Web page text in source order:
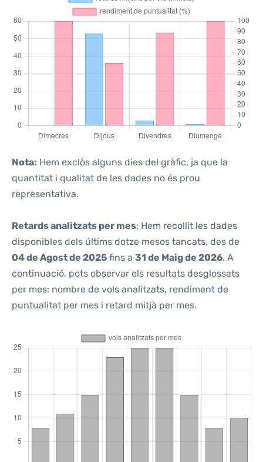
Nota: Hem exclòs alguns dies del gràfic, ja que la
quantitat i qualitat de les dades no és prou
representativa.
Retards analitzats per mes: Hem recollit les dades
disponibles dels últims dotze mesos tancats, des de
04 de Agost de 2025 fins a 31 de Maig de 2026. A
continuació, pots observar els resultats desglossats
per mes: nombre de vols analitzats, rendiment de
puntualitat per mes i retard mitjà per mes.